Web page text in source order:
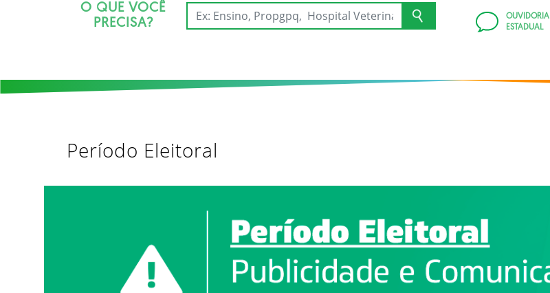
O QUE VOCÊ
PRECISA?
OUVIDORIA
ESTADUAL
Período Eleitoral